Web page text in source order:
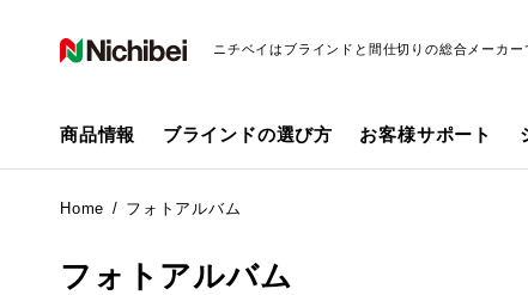
ニチベイはブラインドと間仕切りの総合メーカー
商品情報 ブラインドの選び方 お客様サポート
Home フォトアルバム
フォトアルバム